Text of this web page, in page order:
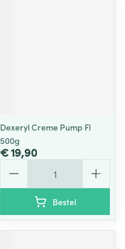
Dexeryl Creme Pump Fl
500g
€ 19,90
Bestel